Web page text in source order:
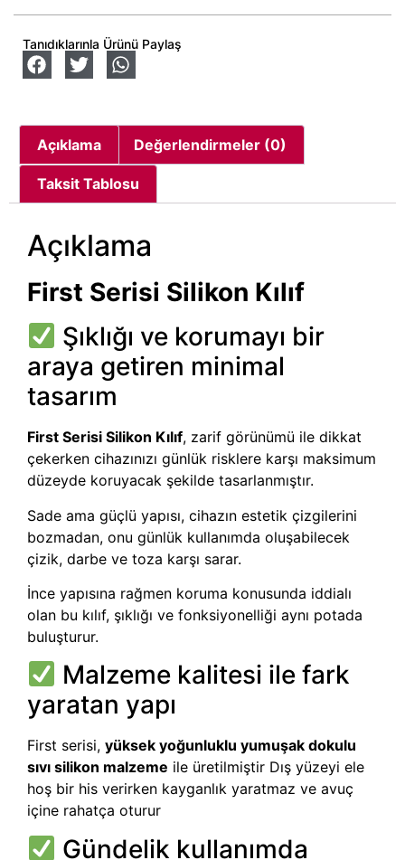
Tanıdıklarınla Ürünü Paylaş
Açıklama Değerlendirmeler (0)
Taksit Tablosu
Açıklama
First Serisi Silikon Kılıf
Şıklığı ve korumayı bir
araya getiren minimal
tasarım
First Serisi Silikon Kılıf, zarif görünümü ile dikkat
çekerken cihazınızı günlük risklere karşı maksimum
düzeyde koruyacak şekilde tasarlanmıştır.
Sade ama güçlü yapısı, cihazın estetik çizgilerini
bozmadan, onu günlük kullanımda oluşabilecek
çizik, darbe ve toza karşı sarar.
İnce yapısına rağmen koruma konusunda iddialı
olan bu kılıf, şıklığı ve fonksiyonelliği aynı potada
buluşturur.
Malzeme kalitesi ile fark
yaratan yapı
First serisi, yüksek yoğunluklu yumuşak dokulu
sıvı silikon malzeme ile üretilmiştir Dış yüzeyi ele
hoş bir his verirken kayganlık yaratmaz ve avuç
içine rahatça oturur
Gündelik kullanımda